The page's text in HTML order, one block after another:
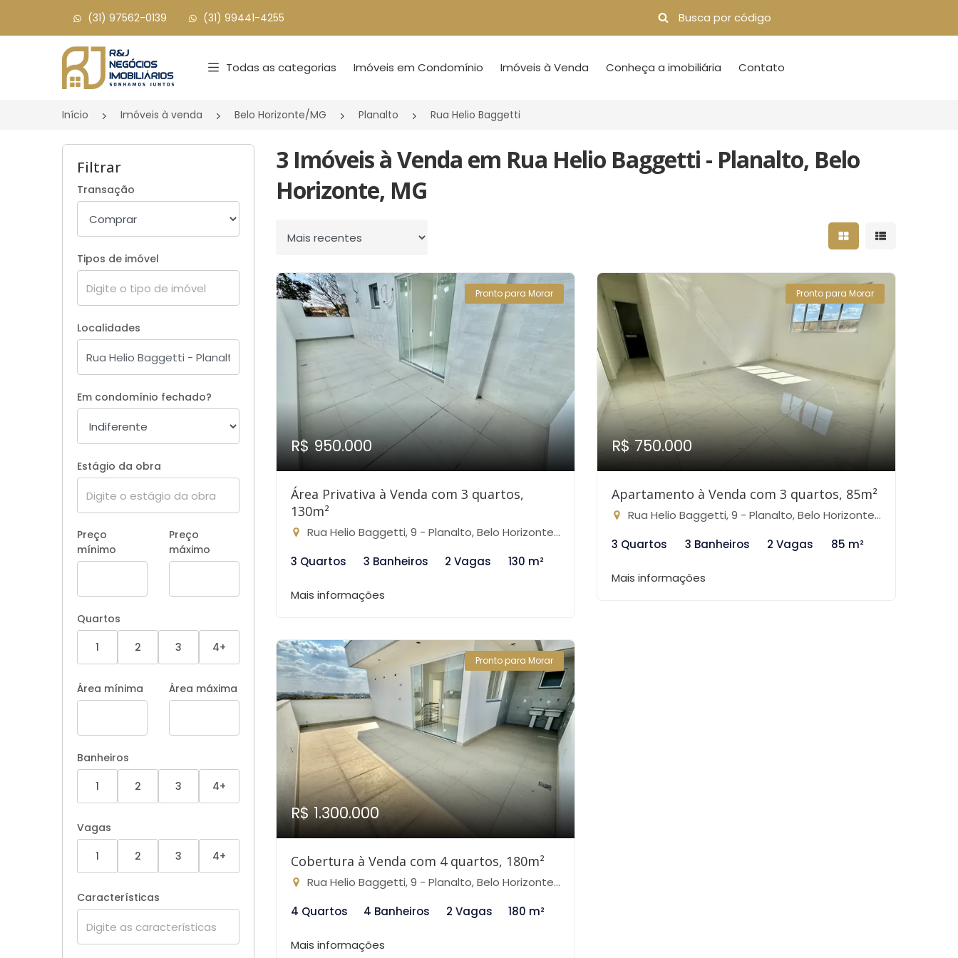
(31) 97562-0139 (31) 99441-4255
Página inicial
Todas as categorias Imóveis em Condomínio Imóveis à Venda Conheça a imobiliária Contato
Início Imóveis à venda Belo Horizonte/MG Planalto Rua Helio Baggetti
Filtrar
Transação
Tipos de imóvel
Localidades
Em condomínio fechado?
Estágio da obra
Preço
mínimo
Preço
máximo
Quartos
1
2 3 4+
Área mínima Área máxima
Banheiros
1
2 3 4+
Vagas
1
2 3 4+
Características
3 Imóveis à Venda em Rua Helio Baggetti - Planalto, Belo
Horizonte, MG
Ordenar por Mostrar resultados
Mostrar
Pronto para Morar
R$ 950.000
Área Privativa à Venda com 3 quartos,
130m²
Rua Helio Baggetti, 9 - Planalto, Belo Horizonte-MG
3 Quartos
3 Banheiros 2 Vagas 130 m²
Mais informações
Pronto para Morar
R$ 750.000
Apartamento à Venda com 3 quartos, 85m²
Rua Helio Baggetti, 9 - Planalto, Belo Horizonte-MG
3 Quartos
3 Banheiros 2 Vagas 85 m²
Mais informações
Pronto para Morar
R$ 1.300.000
Cobertura à Venda com 4 quartos, 180m²
Rua Helio Baggetti, 9 - Planalto, Belo Horizonte-MG
4 Quartos
4 Banheiros 2 Vagas 180 m²
Mais informações